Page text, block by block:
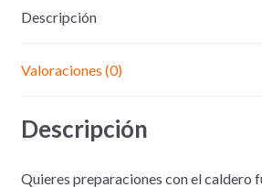
Descripción
Valoraciones (0)
Descripción
Quieres preparaciones con el caldero